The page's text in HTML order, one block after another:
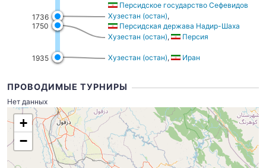
1736
1750
1935
Персидское государство Сефевидов
Хузестан (остан),
Персидская держава Надир-Шаха
Хузестан (остан), Персия
Хузестан (остан), Иран
ПРОВОДИМЫЕ ТУРНИРЫ
Нет данных
+
−